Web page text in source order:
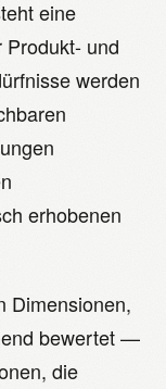
eine
und
werden
erhobenen
Dimensionen,
bewertet —
die